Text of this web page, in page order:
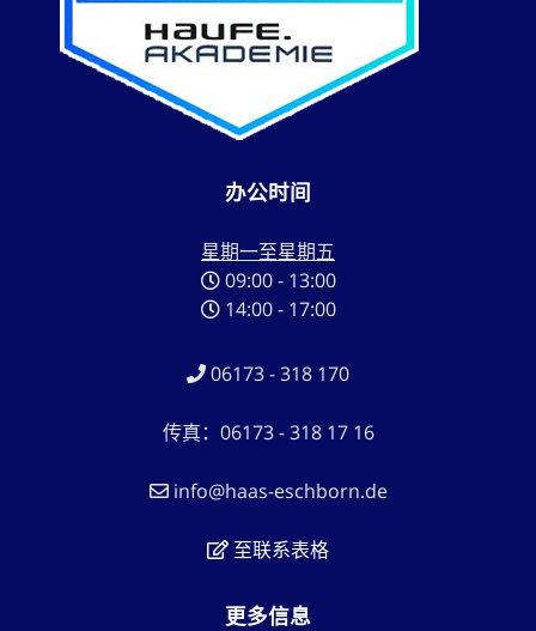
办公时间
星期一至星期五
09:00 - 13:00
14:00 - 17:00
06173 - 318 170
传真：06173 - 318 17 16
info@haas-eschborn.de
至联系表格
更多信息